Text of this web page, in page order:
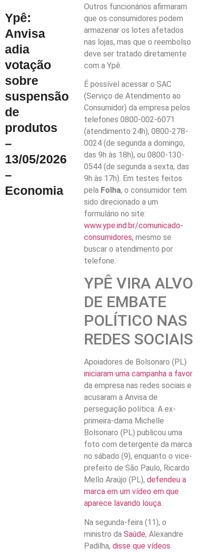
Ypê:
Anvisa
adia
votação
sobre
suspensão
de
produtos
–
13/05/2026
–
Economia
Outros funcionários afirmaram
que os consumidores podem
armazenar os lotes afetados
nas lojas, mas que o reembolso
deve ser tratado diretamente
com a Ypê.
É possível acessar o SAC
(Serviço de Atendimento ao
Consumidor) da empresa pelos
telefones 0800-002-6071
(atendimento 24h), 0800-278-
0024 (de segunda a domingo,
das 9h às 18h), ou 0800-130-
0544 (de segunda a sexta, das
9h às 17h). Em testes feitos
pela Folha, o consumidor tem
sido direcionado a um
formulário no site:
www.ype.ind.br/comunicado-
consumidores,mesmo se
buscar o atendimento por
telefone.
YPÊ VIRA ALVO
DE EMBATE
POLÍTICO NAS
REDES SOCIAIS
Apoiadores de Bolsonaro (PL)
iniciaram uma campanha a favor
da empresa nas redes sociais e
acusaram a Anvisa de
perseguição política. A ex-
primeira-dama Michelle
Bolsonaro (PL) publicou uma
foto com detergente da marca
no sábado (9), enquanto o vice-
prefeito de São Paulo, Ricardo
Mello Araújo (PL), defendeu a
marca em um vídeo em que
aparece lavando louça.
Na segunda-feira (11), o
ministro da Saúde, Alexandre
Padilha, disse que vídeos